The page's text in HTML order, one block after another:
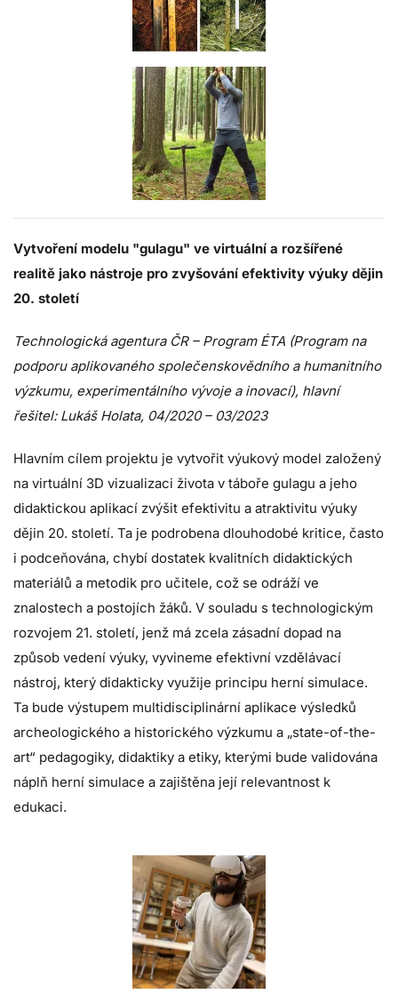
Vytvoření modelu "gulagu" ve virtuální a rozšířené
realitě jako nástroje pro zvyšování efektivity výuky dějin
20. století
Technologická agentura ČR – Program ÉTA (Program na
podporu aplikovaného společenskovědního a humanitního
výzkumu, experimentálního vývoje a inovací), hlavní
řešitel: Lukáš Holata, 04/2020 – 03/2023
Hlavním cílem projektu je vytvořit výukový model založený
na virtuální 3D vizualizaci života v táboře gulagu a jeho
didaktickou aplikací zvýšit efektivitu a atraktivitu výuky
dějin 20. století. Ta je podrobena dlouhodobé kritice, často
i podceňována, chybí dostatek kvalitních didaktických
materiálů a metodik pro učitele, což se odráží ve
znalostech a postojích žáků. V souladu s technologickým
rozvojem 21. století, jenž má zcela zásadní dopad na
způsob vedení výuky, vyvineme efektivní vzdělávací
nástroj, který didakticky využije principu herní simulace.
Ta bude výstupem multidisciplinární aplikace výsledků
archeologického a historického výzkumu a „state-of-the-
art“ pedagogiky, didaktiky a etiky, kterými bude validována
náplň herní simulace a zajištěna její relevantnost k
edukaci.